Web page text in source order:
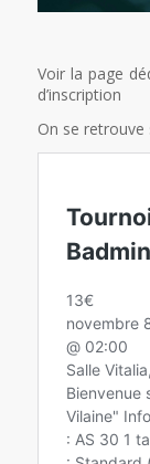
Voir la page
d’inscription
On se retrouve